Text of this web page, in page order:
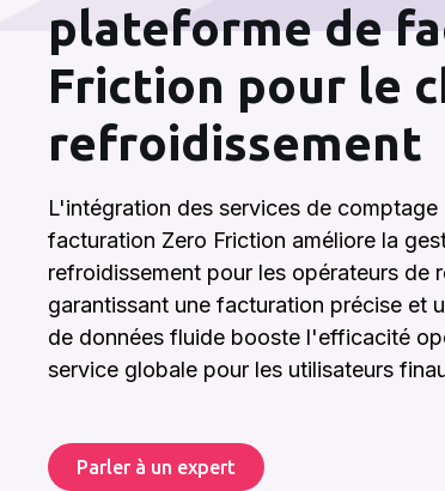
plateforme de
Friction pour le
refroidissement
L'intégration des services de
facturation Zero Friction améliore la
refroidissement pour les opérateurs de
garantissant une facturation précise et
de données fluide booste l'efficacité
service globale pour les utilisateurs
Parler à un expert